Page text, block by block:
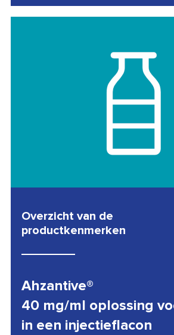
Overzicht van de
productkenmerken
Ahzantive®
40 mg/ml oplossing
in een injectieflacon